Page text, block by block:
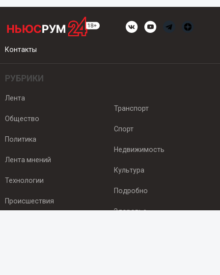
Контакты
РУБРИКИ
Лента
Общество
Политика
Лента мнений
Технологии
Происшествия
Транспорт
Спорт
Недвижимость
Культура
Подробно
Здоровье